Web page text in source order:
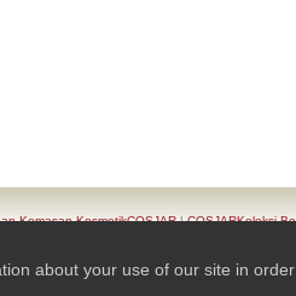
Kemasan KosmetikCOSJAR|COSJARKoleksi
Copyright © 2026 Ready-
about your use of our site in